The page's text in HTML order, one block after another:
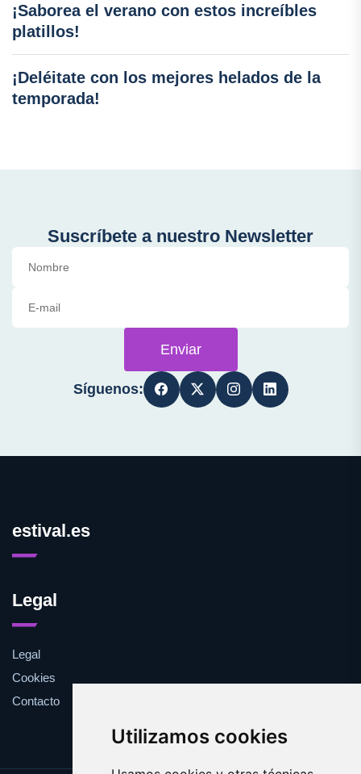
Utilizamos cookies
¡Saborea el verano con estos increíbles
platillos!
¡Deléitate con los mejores helados de la
temporada!
Suscríbete a nuestro Newsletter
Enviar
Síguenos:
estival.es
Legal
Legal
Cookies
Contacto